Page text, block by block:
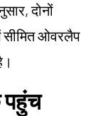
दोनों
सीमित ओवरलैप
पहुंच